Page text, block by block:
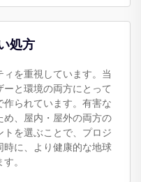
処方
を重視しています。当
と環境の両方にとって
られています。有害な
、屋内・屋外の両方の
トを選ぶことで、プロジ
時に、より健康的な地球
。